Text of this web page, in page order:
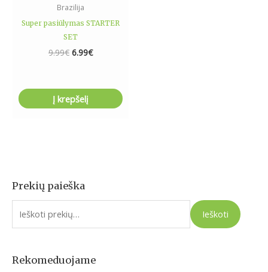
Prekių paieška
I
e
o
Ieškoti
Rekomeduojame
Brazilija
Super pasiūlymas STARTER
SET
9.99€ 6.99€
Į krepšelį